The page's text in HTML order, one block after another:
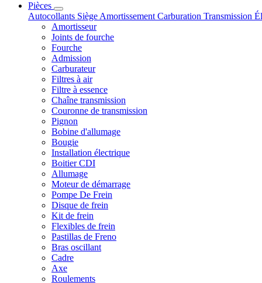
Pièces
Autocollants Siège Amortissement Carburation Transmission
Amortisseur
Joints de fourche
Fourche
Admission
Carburateur
Filtres à air
Filtre à essence
Chaîne transmission
Couronne de transmission
Pignon
Bobine d'allumage
Bougie
Installation électrique
Boitier CDI
Allumage
Moteur de démarrage
Pompe De Frein
Disque de frein
Kit de frein
Flexibles de frein
Pastillas de Freno
Bras oscillant
Cadre
Axe
Roulements